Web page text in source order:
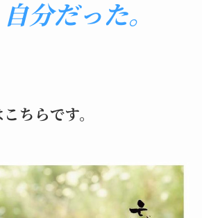
分だった。
ちらです。